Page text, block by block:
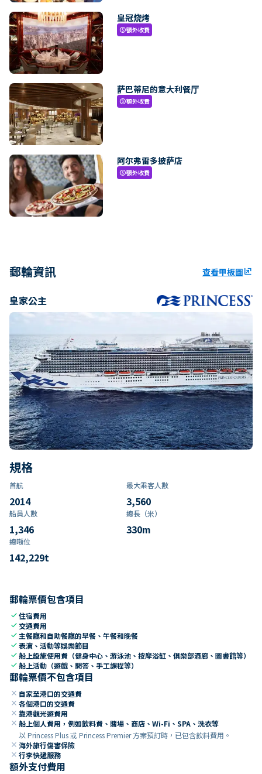
皇冠烧烤
paid額外收費
萨巴蒂尼的意大利餐厅
paid額外收費
阿尔弗雷多披萨店
paid額外收費
郵輪資訊 查看甲板圖ungroup
皇家公主
規格
首航
2014
最大乘客人數
3,560
船員人數
1,346
總長（米）
330m
總噸位
142,229t
郵輪票價包含項目
check住宿費用
check 交通費用
check 主餐廳和自助餐廳的早餐、午餐和晚餐
check表演、活動等娛樂節目
check船上設施使用費（健身中心、游泳池、按摩浴缸、俱樂部酒廊、圖書館等）
check船上活動（遊戲、問答、手工課程等）
郵輪票價不包含項目
close 自家至港口的交通費
close 各個港口的交通費
close 靠港觀光遊費用
close 船上個人費用，例如飲料費、賭場、商店、Wi-Fi、SPA、洗衣等
以 Princess Plus 或 Princess Premier 方案預訂時，已包含飲料費用。
close 海外旅行傷害保險
close 行李快遞服務
額外支付費用